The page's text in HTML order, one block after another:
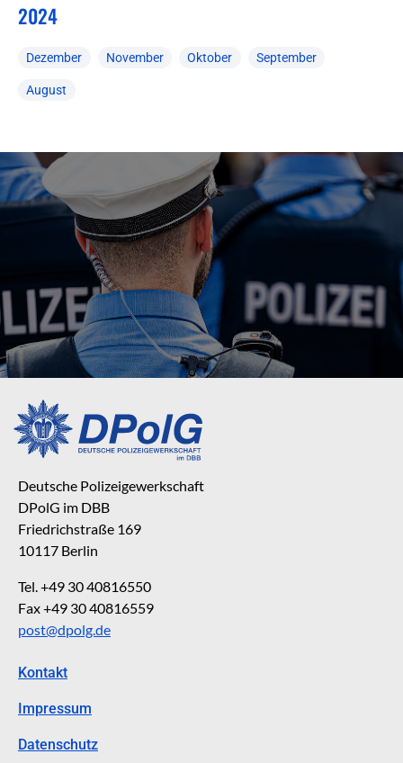
2024
Dezember November Oktober September
August
Deutsche Polizeigewerkschaft
DPolG im DBB
Friedrichstraße 169
10117 Berlin
Tel. +49 30 40816550
Fax +49 30 40816559
post@dpolg.de
Kontakt
Impressum
Datenschutz